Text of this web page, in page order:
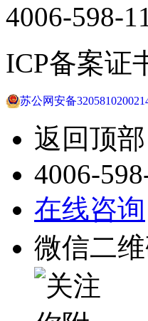
4006-598-
ICP备案证
苏公网安备
返回顶部
4006-
在线咨询
微信二